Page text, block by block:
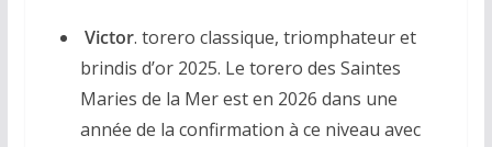
Victor. torero classique, triomphateur et
brindis d’or 2025. Le torero des Saintes
Maries de la Mer est en 2026 dans une
année de la confirmation à ce niveau avec